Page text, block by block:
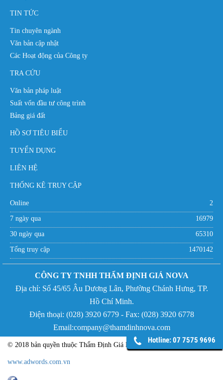
TIN TỨC
Tin chuyên ngành
Văn bản cập nhật
Các Hoạt động của Công ty
TRA CỨU
Văn bản pháp luật
Suất vốn đầu tư công trình
Bảng giá đất
HỒ SƠ TIÊU BIỂU
TUYỂN DỤNG
LIÊN HỆ
THỐNG KÊ TRUY CẬP
Online 2
7 ngày qua 16979
30 ngày qua 65310
Tổng truy cập 1470142
CÔNG TY TNHH THẨM ĐỊNH GIÁ NOVA
Địa chỉ: Số 45/65 Âu Dương Lân, Phường Chánh Hưng, TP.
Hồ Chí Minh.
Điện thoại: (028) 3920 6779 - Fax: (028) 3920 6778
Email:company@thamdinhnova.com
© 2018 bản quyền thuộc Thẩm Định Giá NOVA - Phát triển bởi
www.adwords.com.vn
Hotline: 07 7575 9696